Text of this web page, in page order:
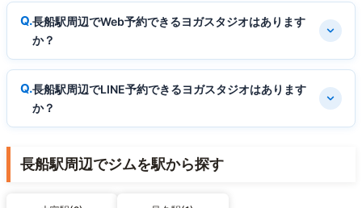
長船駅周辺でWeb予約できるヨガスタジオはあります
か？
長船駅周辺でLINE予約できるヨガスタジオはあります
か？
長船駅周辺でジムを駅から探す